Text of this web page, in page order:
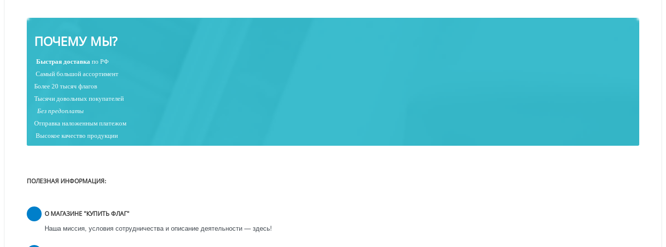
ПОЧЕМУ МЫ?
Быстрая доставка по РФ
Самый большой ассортимент
Более 20 тысяч флагов
Тысячи довольных покупателей
Без предоплаты
Отправка наложенным платежом
Высокое качество продукции
ПОЛЕЗНАЯ ИНФОРМАЦИЯ:
О МАГАЗИНЕ "КУПИТЬ ФЛАГ"
Наша миссия, условия сотрудничества и описание деятельности — здесь!